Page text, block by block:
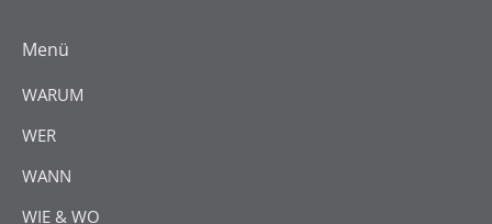
Menü
WARUM
WER
WANN
WIE & WO